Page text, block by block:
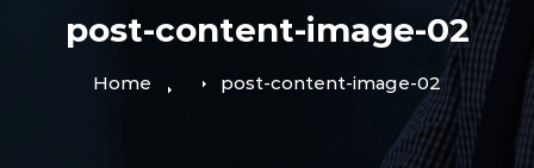
post-content-image-02
Home post-content-image-02